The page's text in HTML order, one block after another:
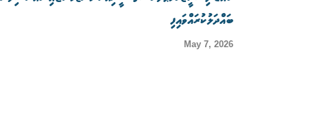
ބައްދަލުކުރައްވައިފި
May 7, 2026